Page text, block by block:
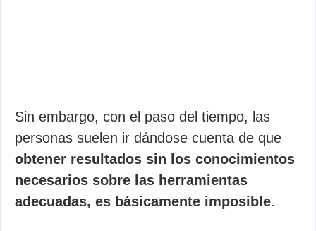
Sin embargo, con el paso del tiempo, las
personas suelen ir dándose cuenta de que
obtener resultados sin los conocimientos
necesarios sobre las herramientas
adecuadas, es básicamente imposible.